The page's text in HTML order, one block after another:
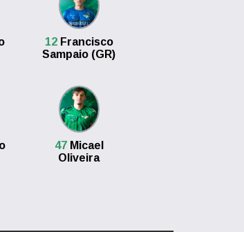
12Francisco
Sampaio (GR)
47Micael
Oliveira